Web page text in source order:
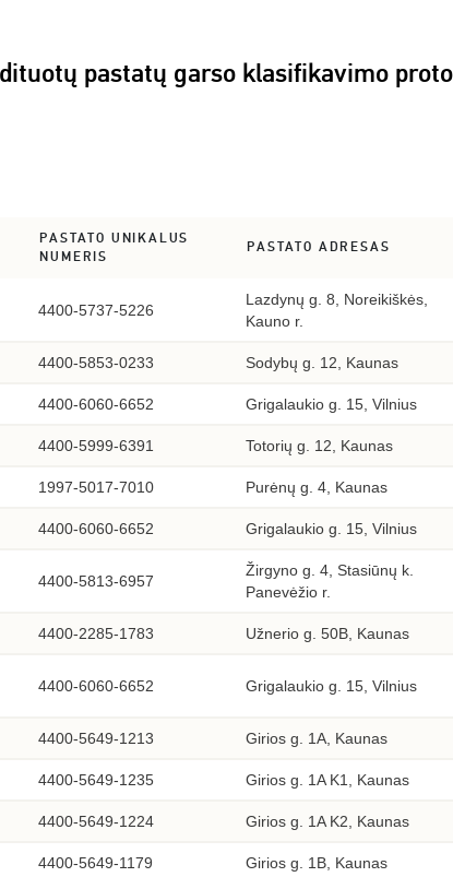
pastatų garso klasifikavimo
PASTATO UNIKALUS
NUMERIS
PASTATO ADRESAS
4400-5737-5226
Lazdynų g. 8, Noreikiškės,
Kauno r.
4400-5853-0233 Sodybų g. 12, Kaunas
4400-6060-6652 Grigalaukio g. 15, Vilnius
4400-5999-6391 Totorių g. 12, Kaunas
1997-5017-7010 Purėnų g. 4, Kaunas
4400-6060-6652 Grigalaukio g. 15, Vilnius
4400-5813-6957
Žirgyno g. 4, Stasiūnų k.
Panevėžio r.
4400-2285-1783 Užnerio g. 50B, Kaunas
4400-6060-6652 Grigalaukio g. 15, Vilnius
4400-5649-1213 Girios g. 1A, Kaunas
4400-5649-1235 Girios g. 1A K1, Kaunas
4400-5649-1224 Girios g. 1A K2, Kaunas
4400-5649-1179 Girios g. 1B, Kaunas